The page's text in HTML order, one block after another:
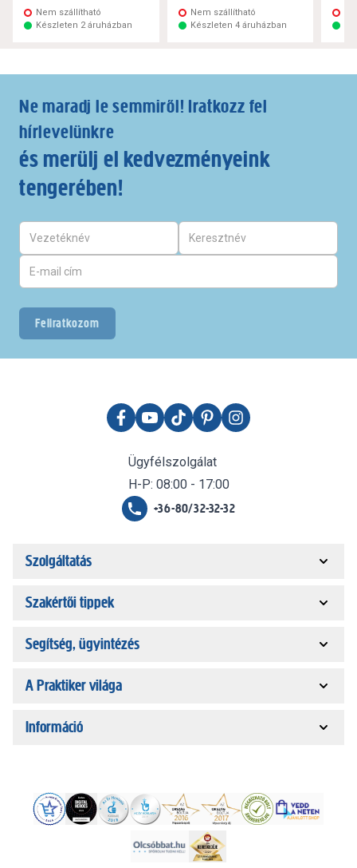
Nem szállítható
Készleten 2 áruházban
Nem szállítható
Készleten 4 áruházban
Ne maradj le semmiről! Iratkozz fel
hírlevelünkre
és merülj el kedvezményeink
tengerében!
Feliratkozom
Ügyfélszolgálat
H-P: 08:00 - 17:00
+36-80/32-32-32
Szolgáltatás
Szakértői tippek
Segítség, ügyintézés
A Praktiker világa
Információ